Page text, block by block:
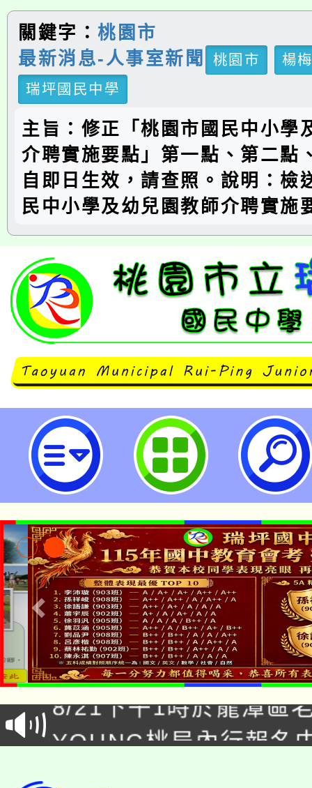
關鍵字：桃園市
最新消息-人事室新聞
桃園市
楊
瑞坪國民中學
主旨：修正「桃園市國民中小學
介聘實施要點」第一點、第二點
自即日生效，請查照。說明：檢
民中小學及幼兒園教師介聘實施
市府修正「桃園市國民中小學及幼
施要點」第一點、第二點、第七點
桃園市立瑞坪國民中學
「本色祭」8/29、30在
場熱烈登場!
8/21下午1時於龍潭區
徵才活動。
YOUNG桃局內行報名